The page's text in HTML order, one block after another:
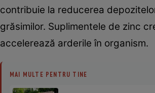
contribuie la reducerea
grăsimilor. Suplimentele de zinc
accelerează arderile în organism.
MAI MULTE PENTRU TINE